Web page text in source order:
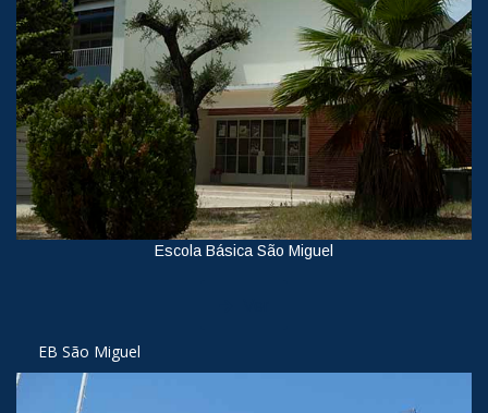
Escola Básica São Miguel
EB São Miguel